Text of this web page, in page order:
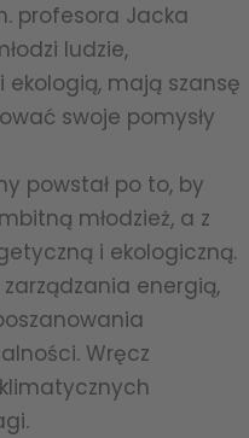
profesora Jacka
ludzie,
mają szansę
swoje pomysły
powstał po to, by
młodzież, a z
i ekologiczną.
energią,
Wręcz